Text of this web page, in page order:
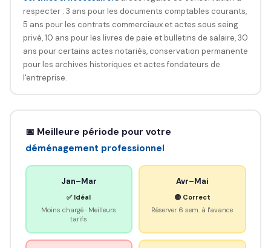
respecter : 3 ans pour les documents comptables courants,
5 ans pour les contrats commerciaux et actes sous seing
privé, 10 ans pour les livres de paie et bulletins de salaire, 30
ans pour certains actes notariés, conservation permanente
pour les archives historiques et actes fondateurs de
l'entreprise.
📅 Meilleure période pour votre
déménagement professionnel
Jan–Mar
✅ Idéal
Moins chargé · Meilleurs
tarifs
Avr–Mai
🟡 Correct
Réserver 6 sem. à l'avance